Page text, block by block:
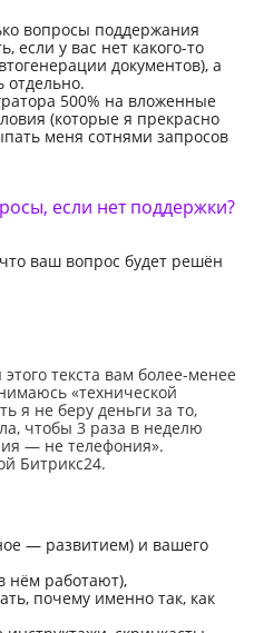
вопросы поддержания
если у вас нет какого-то
документов), а
отдельно.
500% на вложенные
(которые я прекрасно
меня сотнями запросов
если нет поддержки?
ваш вопрос будет решён
текста вам более-менее
«технической
я не беру деньги за то,
чтобы 3 раза в неделю
— не телефония».
Битрикс24.
— развитием) и вашего
нём работают),
почему именно так, как